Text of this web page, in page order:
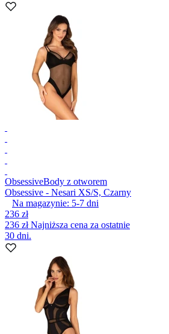
ObsessiveBody z otworem
Obsessive - Nesari XS/S, Czarny
Na magazynie: 5-7 dni
236 zł
236 złNajniższa cena za ostatnie
30 dni.